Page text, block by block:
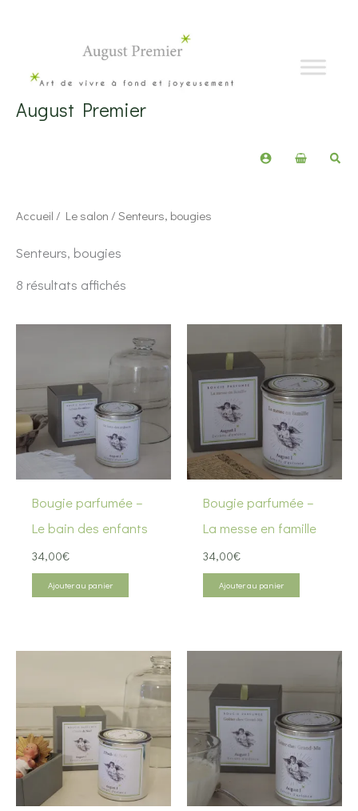
August Premier
Accueil / Le salon / Senteurs, bougies
Senteurs, bougies
8 résultats affichés
récent
au
plus
ancien
Bougie parfumée –
Le bain des enfants
34,00€
Ajouter au panier
Bougie parfumée –
La messe en famille
34,00€
Ajouter au panier